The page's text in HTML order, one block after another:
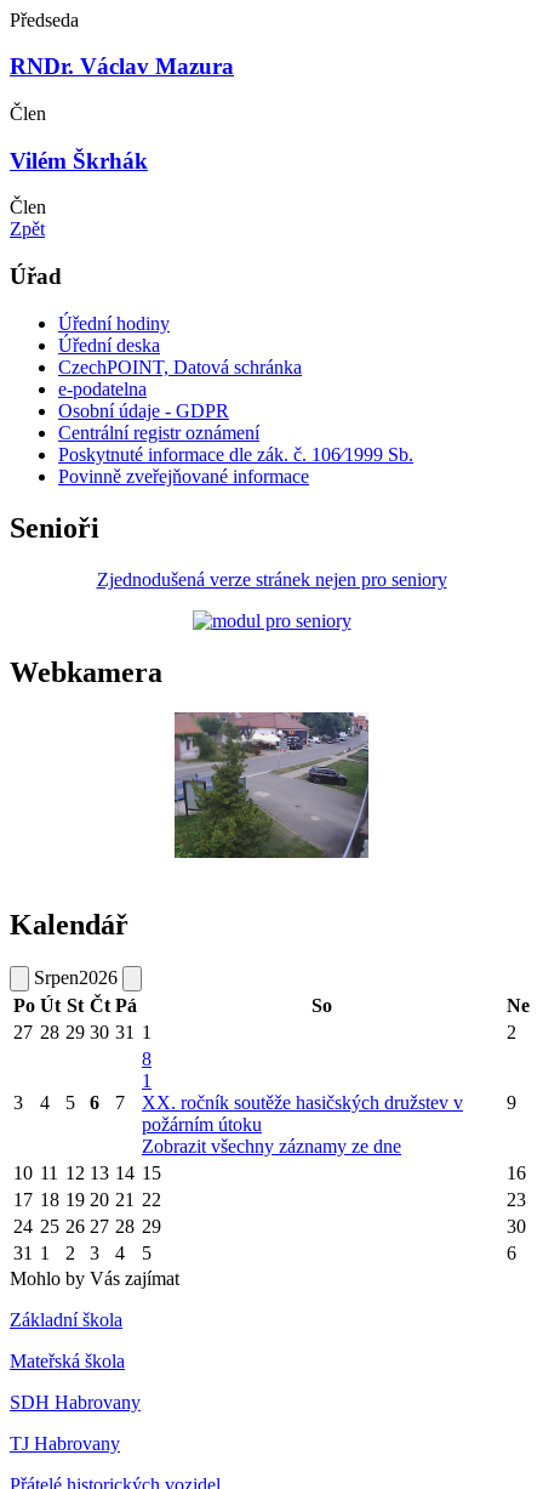
Předseda
RNDr. Václav Mazura
Člen
Vilém Škrhák
Člen
Zpět
Úřad
Úřední hodiny
Úřední deska
CzechPOINT, Datová schránka
e-podatelna
Osobní údaje - GDPR
Centrální registr oznámení
Poskytnuté informace dle zák. č. 106⁄1999 Sb.
Povinně zveřejňované informace
Senioři
Zjednodušená verze stránek nejen pro seniory
Webkamera
Kalendář
Srpen2026
Po Út St Čt Pá So
Ne
27 28 29 30 31 1 2
3 4 5 6 7
8
1
XX. ročník soutěže hasičských družstev v
požárním útoku
Zobrazit všechny záznamy ze dne
9
10 11 12 13 14 15
16
17 18 19 20 21 22
23
24 25 26 27 28 29
30
31 1 2 3 4 5
6
Mohlo by Vás zajímat
Základní škola
Mateřská škola
SDH Habrovany
TJ Habrovany